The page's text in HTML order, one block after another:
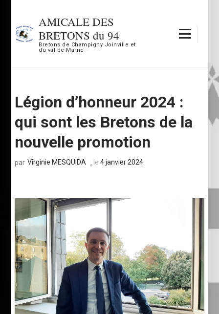
contenu
(Pressez
AMICALE DES
BRETONS du 94
Bretons de Champigny Joinville et
du val-de-Marne
Légion d’honneur 2024 :
qui sont les Bretons de la
nouvelle promotion
par Virginie MESQUIDA le4 janvier 2024